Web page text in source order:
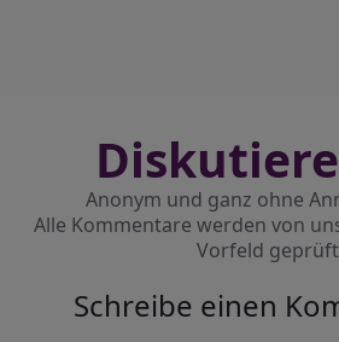
Anonym und ganz ohne
Alle Kommentare werden von
Vorfeld
Schreibe einen